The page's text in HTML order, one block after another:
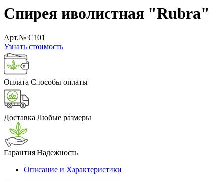
Спирея иволистная "Rubra"
Арт.№ C101
Узнать стоимость
Оплата Способы оплаты
Доставка Любые размеры
Гарантия Надежность
Описание и Характеристики